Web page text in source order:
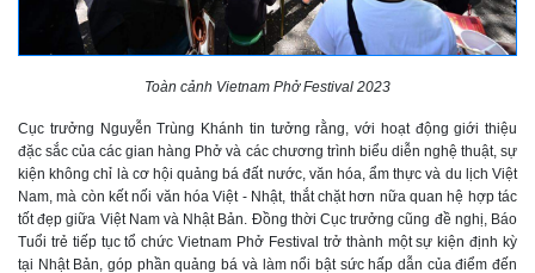
Toàn cảnh Vietnam Phở Festival 2023
Cục trưởng Nguyễn Trùng Khánh tin tưởng rằng, với hoạt động giới thiệu
đặc sắc của các gian hàng Phở và các chương trình biểu diễn nghệ thuật, sự
kiện không chỉ là cơ hội quảng bá đất nước, văn hóa, ẩm thực và du lịch Việt
Nam, mà còn kết nối văn hóa Việt - Nhật, thắt chặt hơn nữa quan hệ hợp tác
tốt đẹp giữa Việt Nam và Nhật Bản. Đồng thời Cục trưởng cũng đề nghị, Báo
Tuổi trẻ tiếp tục tổ chức Vietnam Phở Festival trở thành một sự kiện định kỳ
tại Nhật Bản, góp phần quảng bá và làm nổi bật sức hấp dẫn của điểm đến